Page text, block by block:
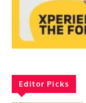
Editor Picks